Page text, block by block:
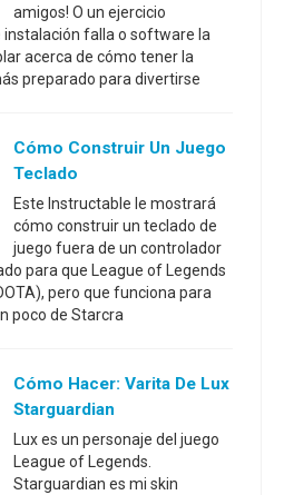
amigos! O un ejercicio
falla o software la
acerca de cómo tener la
preparado para divertirse
Cómo Construir Un Juego
Teclado
Este Instructable le mostrará
cómo construir un teclado de
juego fuera de un controlador
para que League of Legends
pero que funciona para
poco de Starcra
Cómo Hacer: Varita De Lux
Starguardian
Lux es un personaje del juego
League of Legends.
Starguardian es mi skin